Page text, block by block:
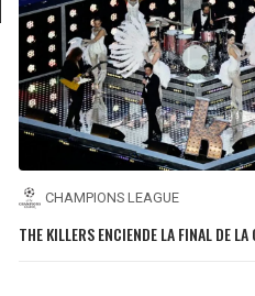
CHAMPIONS LEAGUE
THE KILLERS ENCIENDE LA FINAL DE